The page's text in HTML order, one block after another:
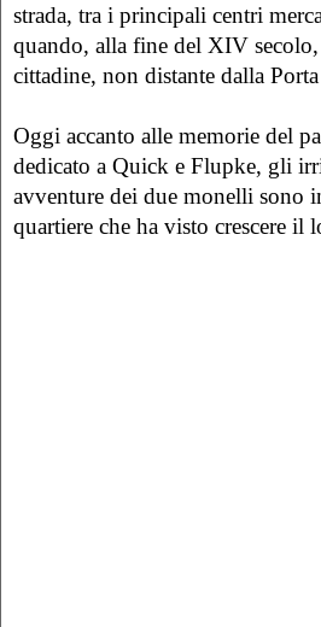
strada, tra i principali centri
quando, alla fine del XIV secolo,
cittadine, non distante dalla
Oggi accanto alle memorie del
dedicato a Quick e Flupke, gli
avventure dei due monelli sono
quartiere che ha visto crescere il